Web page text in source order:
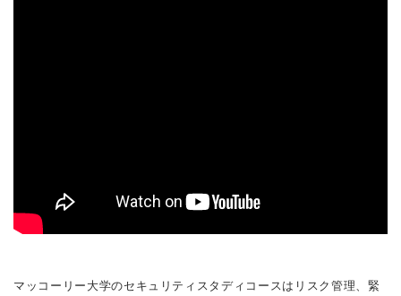
マッコーリー大学のセキュリティスタディコースはリスク管理、緊